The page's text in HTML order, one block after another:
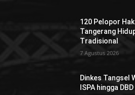
120 Pelopor
Tangerang
Tradisional
7 Agustus 2026
Dinkes Tangsel
ISPA hingga